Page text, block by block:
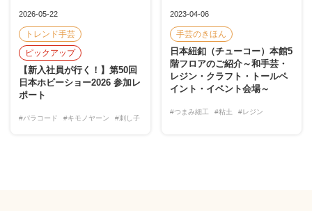
2026-05-22
トレンド手芸
ピックアップ
【新入社員が行く！】第50回
日本ホビーショー2026 参加レ
ポート
#パラコード #キモノヤーン #刺し子
2023-04-06
手芸のきほん
日本紐釦（チューコー）本館5
階フロアのご紹介～和手芸・
レジン・クラフト・トールペ
イント・イベント会場～
#つまみ細工 #粘土 #レジン